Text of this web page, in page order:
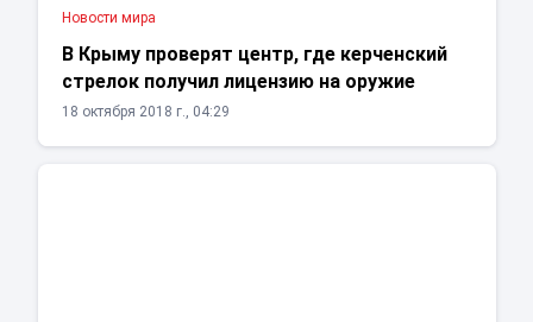
Новости мира
В Крыму проверят центр, где керченский
стрелок получил лицензию на оружие
18 октября 2018 г., 04:29